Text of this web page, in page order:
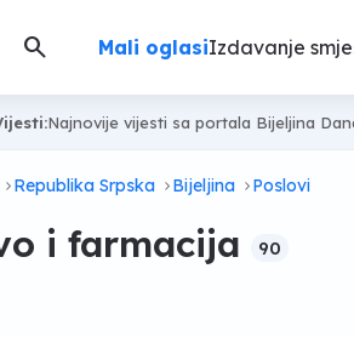
search Mali oglasiIzdavanje
Najnovije vijesti sa portala Bijeljina
Republika Srpska Bijeljina Poslovi
i farmacija 90